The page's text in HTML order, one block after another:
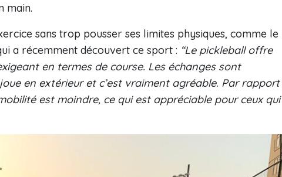
main.
sans trop pousser ses limites physiques, comme le
a récemment découvert ce sport : “Le pickleball offre
en termes de course. Les échanges sont
en extérieur et c’est vraiment agréable. Par rapport
est moindre, ce qui est appréciable pour ceux qui